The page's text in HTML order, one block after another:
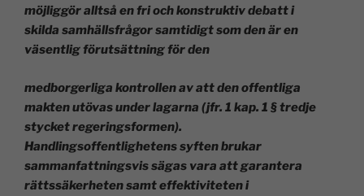
möjliggör alltså en fri och konstruktiv debatt i
skilda samhällsfrågor samtidigt som den är en
väsentlig förutsättning för den
medborgerliga kontrollen av att den offentliga
makten utövas under lagarna (jfr. 1 kap. 1 § tredje
stycket regeringsformen).
Handlingsoffentlighetens syften brukar
sammanfattningsvis sägas vara att garantera
rättssäkerheten samt effektiviteten i